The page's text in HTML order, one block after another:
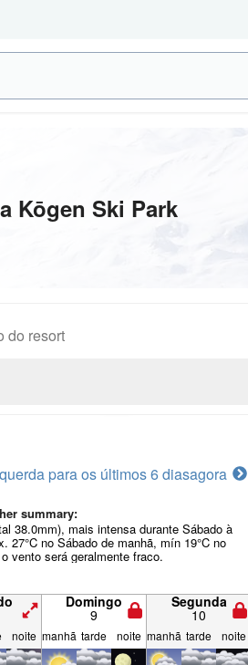
Kōgen Ski Park
do resort
para os últimos 6 diasagora
summary:
38.0mm), mais intensa durante Sábado à
27°C no Sábado de manhã, mín 19°C no
vento será geralmente fraco.
Domingo
9
Segunda
10
noite manhã tarde noite manhã tarde noite